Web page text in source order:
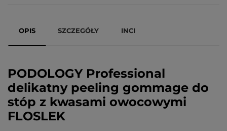
OPIS SZCZEGÓŁY INCI
PODOLOGY Professional
delikatny peeling gommage do
stóp z kwasami owocowymi
FLOSLEK